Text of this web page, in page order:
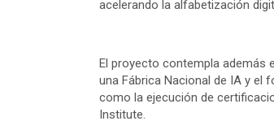
acelerando la alfabetización
El proyecto contempla además
una Fábrica Nacional de IA y el
como la ejecución de
Institute.